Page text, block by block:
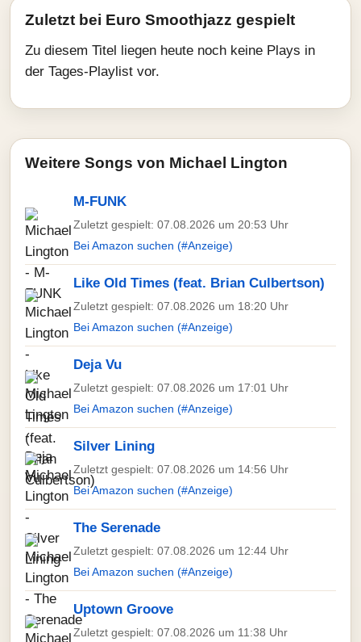
Zuletzt bei Euro Smoothjazz gespielt
Zu diesem Titel liegen heute noch keine Plays in
der Tages-Playlist vor.
Weitere Songs von Michael Lington
M-FUNK
Zuletzt gespielt: 07.08.2026 um 20:53 Uhr
Bei Amazon suchen (#Anzeige)
Like Old Times (feat. Brian Culbertson)
Zuletzt gespielt: 07.08.2026 um 18:20 Uhr
Bei Amazon suchen (#Anzeige)
Deja Vu
Zuletzt gespielt: 07.08.2026 um 17:01 Uhr
Bei Amazon suchen (#Anzeige)
Silver Lining
Zuletzt gespielt: 07.08.2026 um 14:56 Uhr
Bei Amazon suchen (#Anzeige)
The Serenade
Zuletzt gespielt: 07.08.2026 um 12:44 Uhr
Bei Amazon suchen (#Anzeige)
Uptown Groove
Zuletzt gespielt: 07.08.2026 um 11:38 Uhr